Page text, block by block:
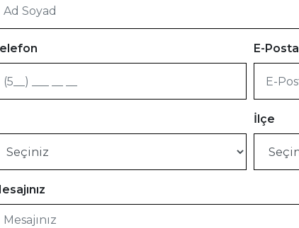
E-Posta
İlçe